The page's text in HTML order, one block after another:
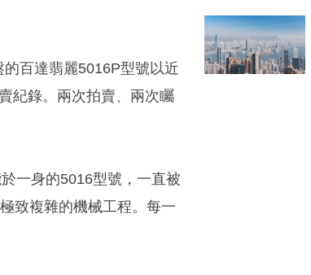
百達翡麗5016P型號以近
紀錄。兩次拍賣、兩次矚
一身的5016型號，一直被
致複雜的機械工程。每一